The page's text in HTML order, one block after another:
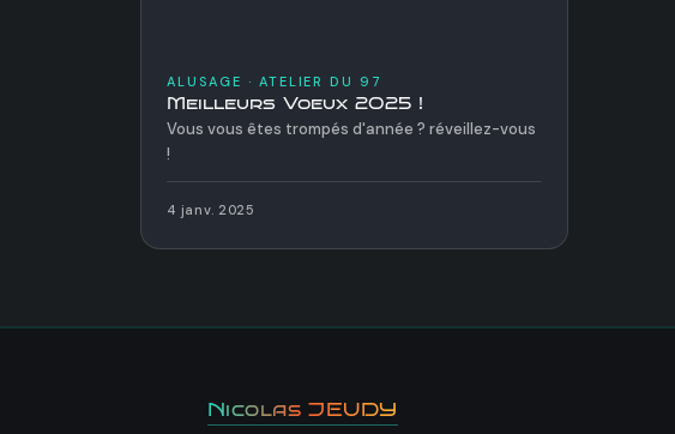
ALUSAGE · ATELIER DU 97
Meilleurs Voeux 2025 !
Vous vous êtes trompés d'année ? réveillez-vous
!
4 janv. 2025
Nicolas JEUDY